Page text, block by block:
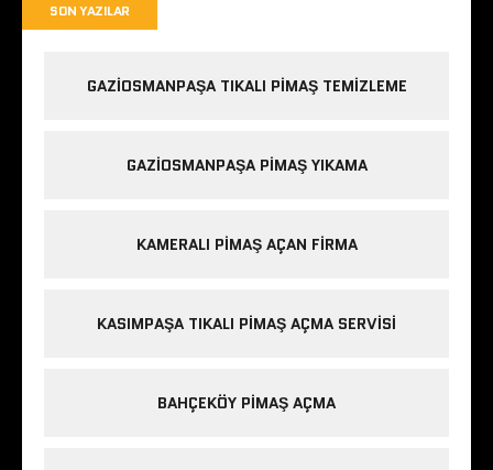
SON YAZILAR
GAZIOSMANPAŞA TIKALI PIMAŞ TEMIZLEME
GAZIOSMANPAŞA PIMAŞ YIKAMA
KAMERALI PIMAŞ AÇAN FIRMA
KASIMPAŞA TIKALI PIMAŞ AÇMA SERVISI
BAHÇEKÖY PIMAŞ AÇMA